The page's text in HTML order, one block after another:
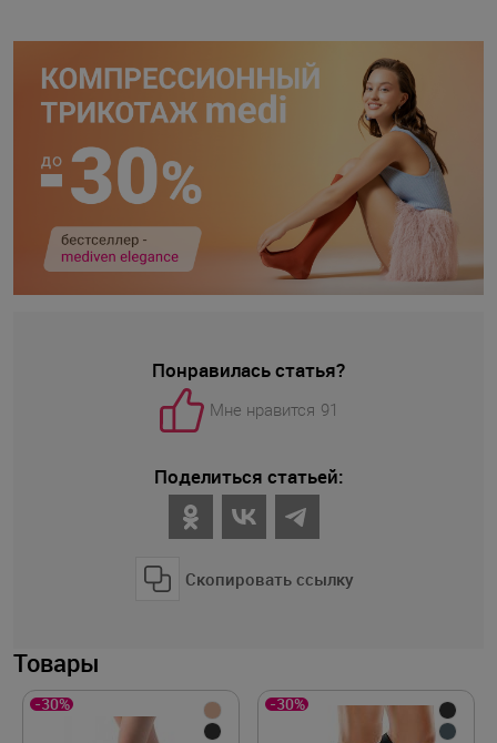
Понравилась статья?
Мне нравится 91
Поделиться статьей:
Скопировать ссылку
Товары
-30% -30%